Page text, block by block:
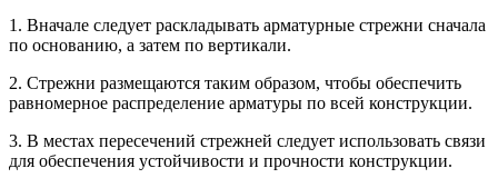
1. Вначале следует раскладывать арматурные стрежни сначала
по основанию, а затем по вертикали.
2. Стрежни размещаются таким образом, чтобы обеспечить
равномерное распределение арматуры по всей конструкции.
3. В местах пересечений стрежней следует использовать связи
для обеспечения устойчивости и прочности конструкции.